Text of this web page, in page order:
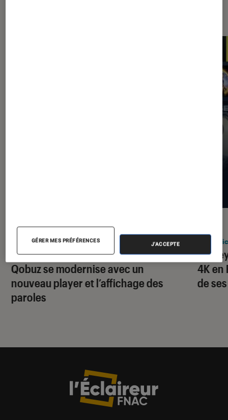
Streaming musical : le Français
Qobuz se modernise avec un
nouveau player et l’affichage des
paroles
ACTU
Application • 03 août. 2026
4K en
de
GÉRER MES PRÉFÉRENCES
J'ACCEPTE